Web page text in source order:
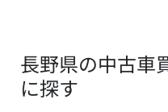
長野県の中古車
に探す